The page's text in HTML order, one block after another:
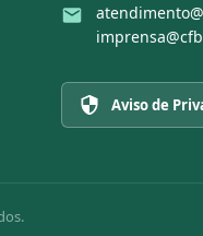
Aviso de